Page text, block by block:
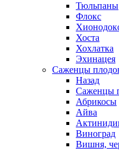
Тюльпаны
Флокс
Хоста
Хохлатка
Эхинацея
Саженцы
Назад
Саженцы
Абрикосы
Айва
Виноград
Вишня,